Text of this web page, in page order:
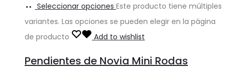
Seleccionar opciones Este producto tiene múltiples
variantes. Las opciones se pueden elegir en la página
de producto
Add to wishlist
Pendientes de Novia Mini Rodas